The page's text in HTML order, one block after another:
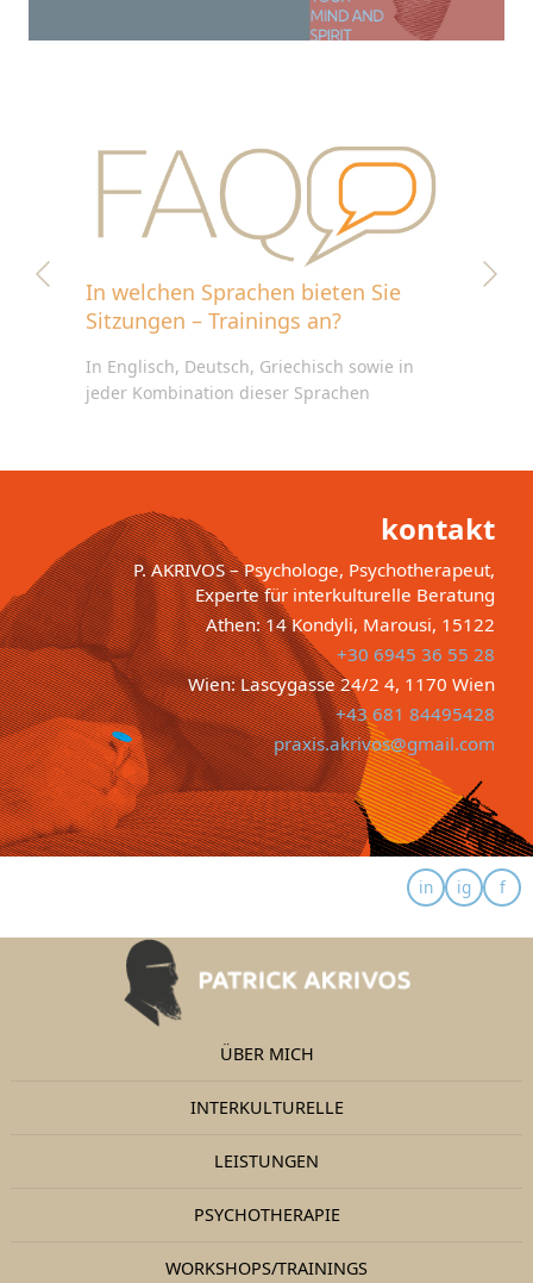
In welchen Sprachen bieten Sie
Sitzungen – Trainings an?
In Englisch, Deutsch, Griechisch sowie in
jeder Kombination dieser Sprachen
kontakt
P. AKRIVOS – Psychologe, Psychotherapeut,
Experte für interkulturelle Beratung
Athen: 14 Kondyli, Marousi, 15122
+30 6945 36 55 28
Wien: Lascygasse 24/2 4, 1170 Wien
+43 681 84495428
praxis.akrivos@gmail.com
ÜBER MICH
INTERKULTURELLE
LEISTUNGEN
PSYCHOTHERAPIE
WORKSHOPS/TRAININGS